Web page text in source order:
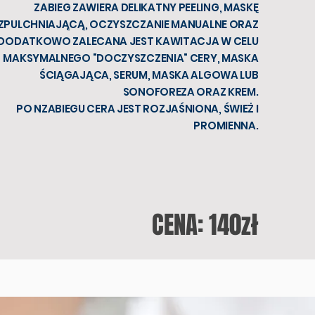
ZABIEG ZAWIERA DELIKATNY PEELING, MASKĘ
OCZYSZCZANIE MANUALNE ORAZ
ZALECANA JEST KAWITACJA W CELU
MAKSYMALNEGO "DOCZYSZCZENIA" CERY, MASKA
ŚCIĄGAJĄCA, SERUM, MASKA ALGOWA LUB
SONOFOREZA ORAZ KREM.
PO NZABIEGU CERA JEST ROZJAŚNIONA, ŚWIEŻ I
PROMIENNA.
CENA: 140zł